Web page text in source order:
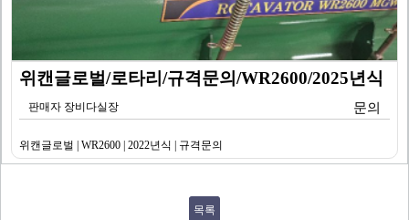
위캔글로벌/로타리/규격문의/WR2600/2025년식
판매자 장비다실장 문의
위캔글로벌 | WR2600 | 2022년식 | 규격문의
목록